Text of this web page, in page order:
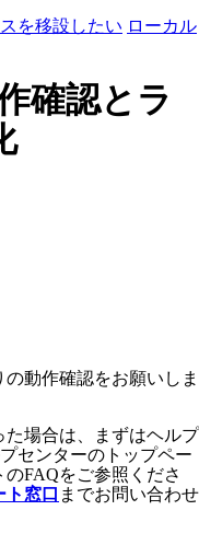
を移設したい ローカル
確認とラ
動作確認をお願いしま
た場合は、まずはヘルプ
センターのトップペー
FAQをご参照くださ
窓口 までお問い合わせ